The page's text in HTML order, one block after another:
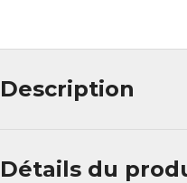
Description
Détails du